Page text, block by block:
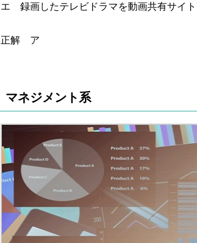
エ 録画したテレビドラマを動画共有サイト
正解 ア
マネジメント系